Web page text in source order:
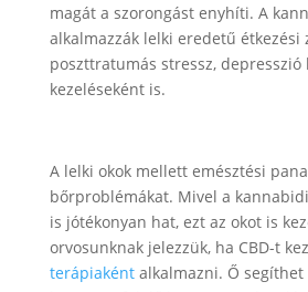
magát a szorongást enyhíti. A
alkalmazzák lelki eredetű étkezési
poszttratumás stressz, depresszió
kezeléseként is.
A lelki okok mellett emésztési
bőrproblémákat. Mivel a
is jótékonyan hat, ezt az okot is
orvosunknak jelezzük, ha CBD-t
terápiakéntalkalmazni. Ő segíthet